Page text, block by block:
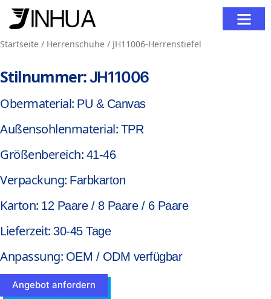
Startseite / Herrenschuhe / JH11006-Herrenstiefel
Stilnummer:JH11006
Obermaterial: PU & Canvas
Außensohlenmaterial: TPR
Größenbereich: 41-46
Verpackung: Farbkarton
Karton: 12 Paare / 8 Paare / 6 Paare
Lieferzeit: 30-45 Tage
Anpassung: OEM / ODM verfügbar
Angebot anfordern